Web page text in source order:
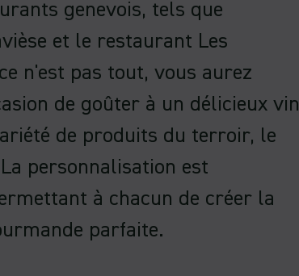
genevois, tels que
et le restaurant Les
n'est pas tout, vous aurez
de goûter à un délicieux vin
de produits du terroir, le
personnalisation est
à chacun de créer la
parfaite.